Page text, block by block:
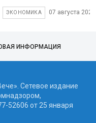
ЭКОНОМИКА 07 августа 2026
ИНФОРМАЦИЯ
Сетевое издание
52606 от 25 января